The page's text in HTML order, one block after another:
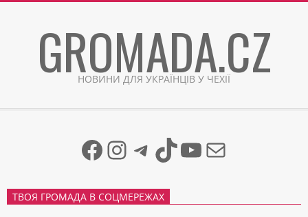
GROMADA.CZ
НОВИНИ ДЛЯ УКРАЇНЦІВ У ЧЕХІЇ
Facebook
Instagram
Telegram
TikTok
YouTube
Mail
ТВОЯ ГРОМАДА В СОЦМЕРЕЖАХ